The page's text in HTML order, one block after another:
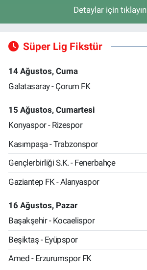
Detaylar için tıklayın
Süper Lig Fikstür
14 Ağustos, Cuma
Galatasaray - Çorum FK
15 Ağustos, Cumartesi
Konyaspor - Rizespor
Kasımpaşa - Trabzonspor
Gençlerbirliği S.K. - Fenerbahçe
Gaziantep FK - Alanyaspor
16 Ağustos, Pazar
Başakşehir - Kocaelispor
Beşiktaş - Eyüpspor
Amed - Erzurumspor FK